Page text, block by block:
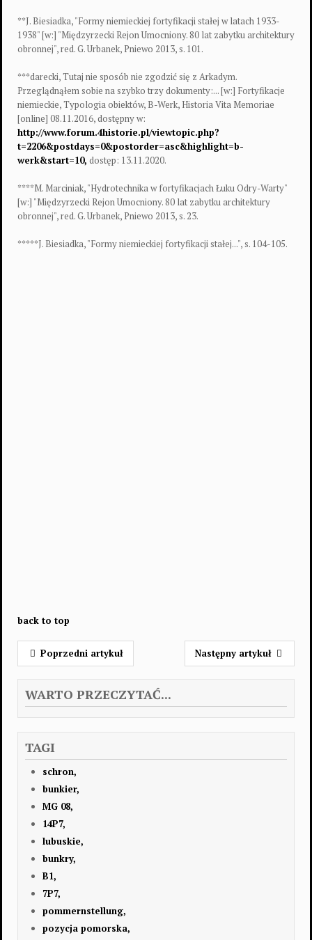
**J. Biesiadka, "Formy niemieckiej fortyfikacji stałej w latach 1933-
1938" [w:] "Międzyrzecki Rejon Umocniony. 80 lat zabytku architektury
obronnej", red. G. Urbanek, Pniewo 2013, s. 101.
***darecki, Tutaj nie sposób nie zgodzić się z Arkadym.
Przeglądnąłem sobie na szybko trzy dokumenty:... [w:] Fortyfikacje
niemieckie, Typologia obiektów, B-Werk, Historia Vita Memoriae
[online] 08.11.2016, dostępny w:
http://www.forum.4historie.pl/viewtopic.php?
t=2206&postdays=0&postorder=asc&highlight=b-
werk&start=10, dostęp: 13.11.2020.
****M. Marciniak, "Hydrotechnika w fortyfikacjach Łuku Odry-Warty"
[w:] "Międzyrzecki Rejon Umocniony. 80 lat zabytku architektury
obronnej", red. G. Urbanek, Pniewo 2013, s. 23.
*****J. Biesiadka, "Formy niemieckiej fortyfikacji stałej...", s. 104-105.
back to top
Poprzedni artykuł Następny artykuł
WARTO PRZECZYTAĆ...
TAGI
schron,
bunkier,
MG 08,
14P7,
lubuskie,
bunkry,
B1,
7P7,
pommernstellung,
pozycja pomorska,